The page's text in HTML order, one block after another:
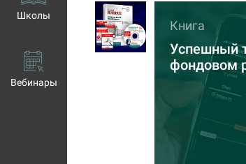
Школы
Вебинары
Книга
Успешный
фондовом